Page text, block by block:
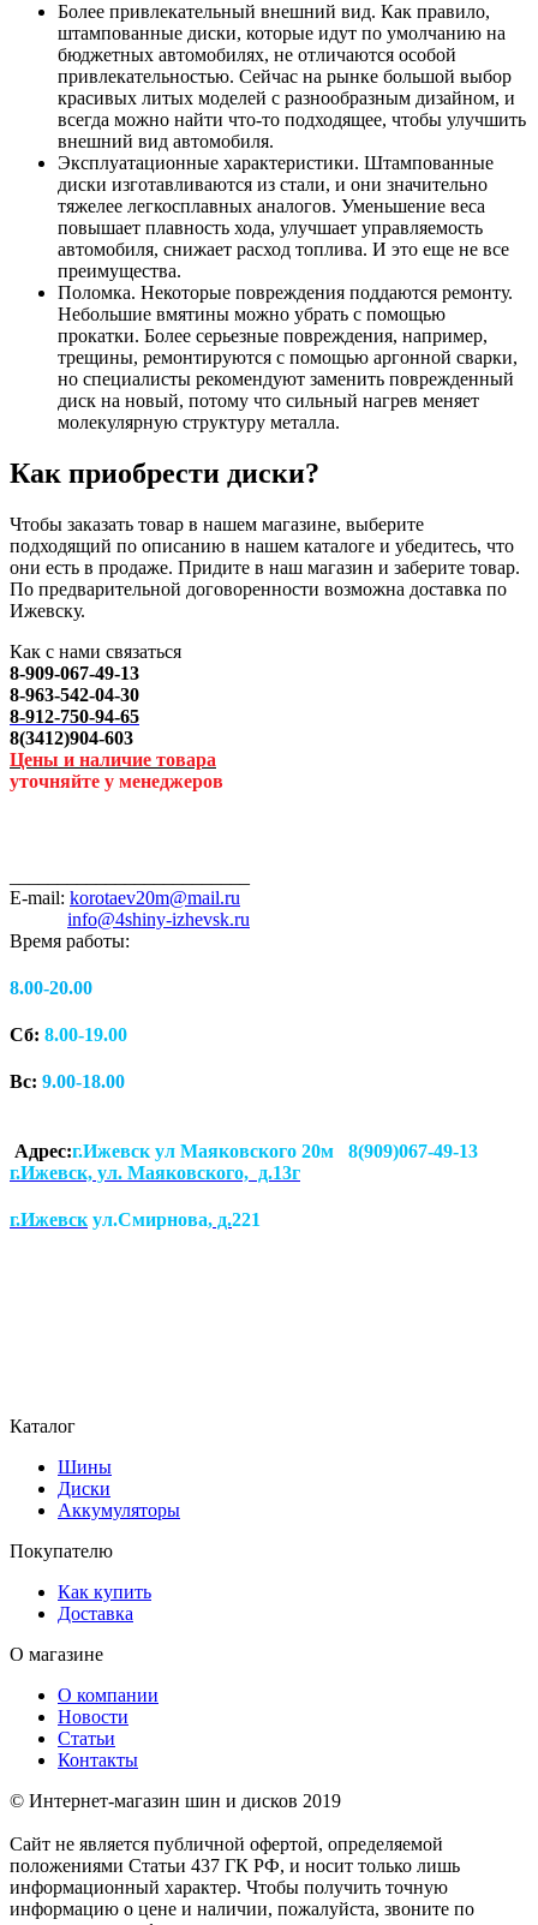
Более привлекательный внешний вид. Как правило,
штампованные диски, которые идут по умолчанию на
бюджетных автомобилях, не отличаются особой
привлекательностью. Сейчас на рынке большой выбор
красивых литых моделей с разнообразным дизайном, и
всегда можно найти что-то подходящее, чтобы улучшить
внешний вид автомобиля.
Эксплуатационные характеристики. Штампованные
диски изготавливаются из стали, и они значительно
тяжелее легкосплавных аналогов. Уменьшение веса
повышает плавность хода, улучшает управляемость
автомобиля, снижает расход топлива. И это еще не все
преимущества.
Поломка. Некоторые повреждения поддаются ремонту.
Небольшие вмятины можно убрать с помощью
прокатки. Более серьезные повреждения, например,
трещины, ремонтируются с помощью аргонной сварки,
но специалисты рекомендуют заменить поврежденный
диск на новый, потому что сильный нагрев меняет
молекулярную структуру металла.
Как приобрести диски?
Чтобы заказать товар в нашем магазине, выберите
подходящий по описанию в нашем каталоге и убедитесь, что
они есть в продаже. Придите в наш магазин и заберите товар.
По предварительной договоренности возможна доставка по
Ижевску.
Как с нами связаться
8-909-067-49-13
8-963-542-04-30
8-912-750-94-65
8(3412)904-603
Цены и наличие товара
уточняйте у менеджеров
E-mail: korotaev20m@mail.ru
info@4shiny-izhevsk.ru
Время работы:
8.00-20.00
Сб: 8.00-19.00
Вс: 9.00-18.00
Адрес:г.Ижевск ул Маяковского 20м 8(909)067-49-13
г.Ижевск, ул. Маяковского, д.13г
г.Ижевск ул.Смирнова, д.221
Каталог
Шины
Диски
Аккумуляторы
Покупателю
Как купить
Доставка
О магазине
О компании
Новости
Статьи
Контакты
© Интернет-магазин шин и дисков 2019
Сайт не является публичной офертой, определяемой
положениями Статьи 437 ГК РФ, и носит только лишь
информационный характер. Чтобы получить точную
информацию о цене и наличии, пожалуйста, звоните по